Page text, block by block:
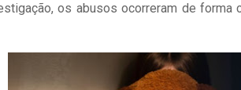
os abusos ocorreram de forma